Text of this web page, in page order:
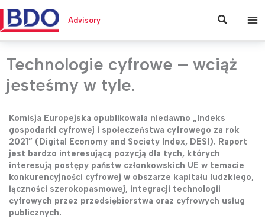
treści
Advisory Szukaj
Technologie cyfrowe – wciąż
jesteśmy w tyle.
Komisja Europejska opublikowała niedawno „Indeks
gospodarki cyfrowej i społeczeństwa cyfrowego za rok
2021” (Digital Economy and Society Index, DESI). Raport
jest bardzo interesującą pozycją dla tych, których
interesują postępy państw członkowskich UE w temacie
konkurencyjności cyfrowej w obszarze kapitału ludzkiego,
łączności szerokopasmowej, integracji technologii
cyfrowych przez przedsiębiorstwa oraz cyfrowych usług
publicznych.